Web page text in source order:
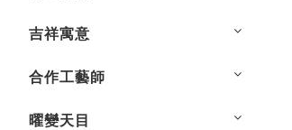
吉祥寓意
合作工藝師
曜變天目